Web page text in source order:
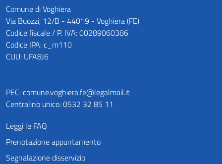
Comune di Voghiera
Via Buozzi, 12/B - 44019 - Voghiera (FE)
Codice fiscale / P. IVA: 00289060386
Codice IPA: c_m110
CUU: UFA8J6
PEC:comune.voghiera.fe@legalmail.it
Centralino unico: 0532 32 85 11
Leggi le FAQ
Prenotazione appuntamento
Segnalazione disservizio